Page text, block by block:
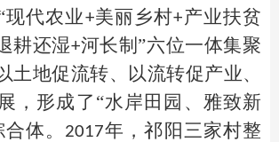
现代农业+美丽乡村+产业扶贫
耕还湿+河长制”六位一体集聚
土地促流转、以流转促产业、
，形成了“水岸田园、雅致新
体。
2017年，祁阳三家村整